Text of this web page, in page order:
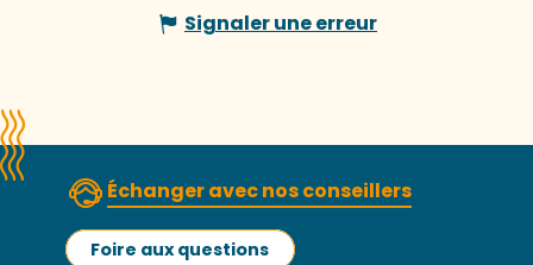
Signaler une erreur
Échanger avec nos conseillers
Foire aux questions